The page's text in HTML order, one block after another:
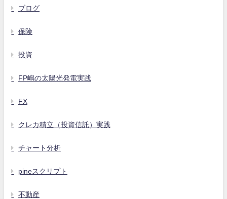
ブログ
保険
投資
FP嶋の太陽光発電実践
FX
クレカ積立（投資信託）実践
チャート分析
pineスクリプト
不動産